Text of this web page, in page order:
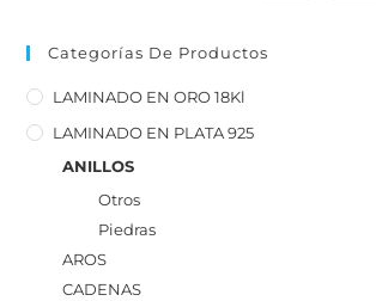
Categorías De Productos
LAMINADO EN ORO 18Kl
LAMINADO EN PLATA 925
ANILLOS
Otros
Piedras
AROS
CADENAS